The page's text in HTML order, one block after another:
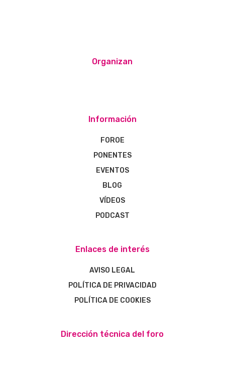
Organizan
Información
FOROE
PONENTES
EVENTOS
BLOG
VÍDEOS
PODCAST
Enlaces de interés
AVISO LEGAL
POLÍTICA DE PRIVACIDAD
POLÍTICA DE COOKIES
Dirección técnica del foro